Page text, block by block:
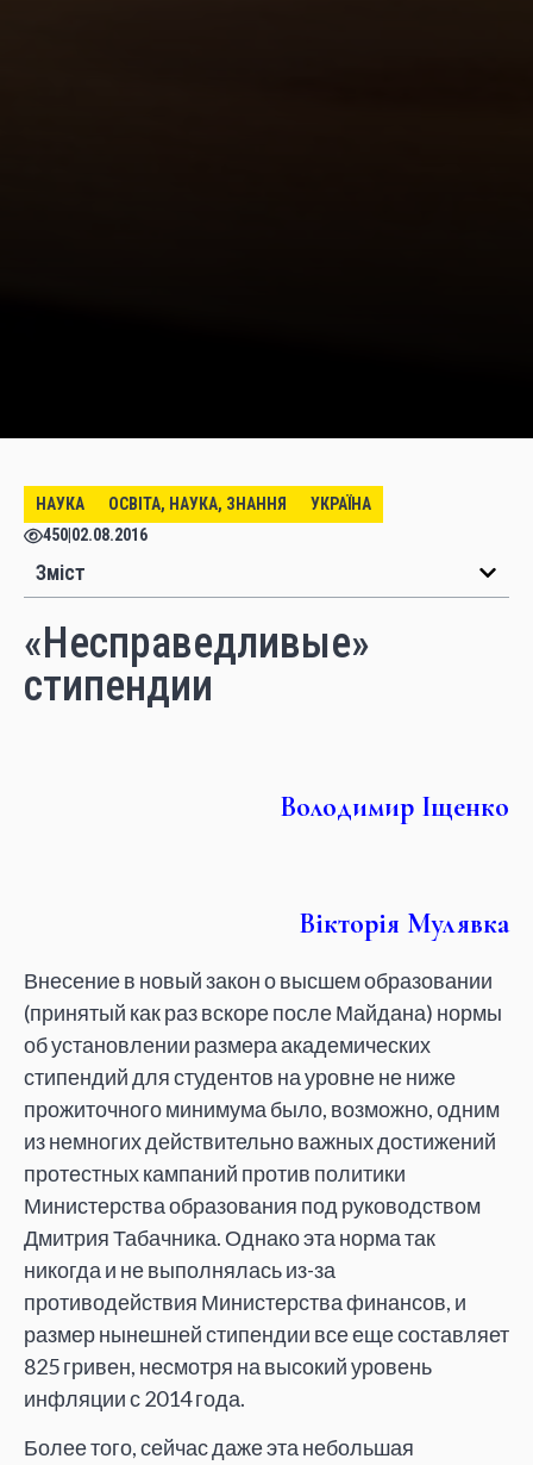
НАУКА ОСВІТА, НАУКА, ЗНАННЯ
УКРАЇНА
450 02.08.2016
Зміст
«Несправедливые»
стипендии
Володимир Іщенко
Вікторія Мулявка
Внесение в новый закон о высшем образовании
(принятый как раз вскоре после Майдана) нормы
об установлении размера академических
стипендий для студентов на уровне не ниже
прожиточного минимума было, возможно, одним
из немногих действительно важных достижений
протестных кампаний против политики
Министерства образования под руководством
Дмитрия Табачника. Однако эта норма так
никогда и не выполнялась из-за
противодействия Министерства финансов, и
размер нынешней стипендии все еще составляет
825 гривен, несмотря на высокий уровень
инфляции с 2014 года.
Более того, сейчас даже эта небольшая